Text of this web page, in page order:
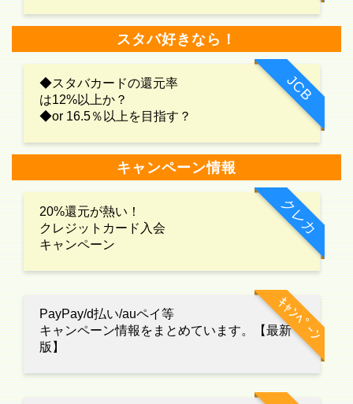
スタバ好きなら！
JCB
◆スタバカードの還元率
は12%以上か？
◆or 16.5％以上を目指す？
キャンペーン情報
クレカ
20%還元が熱い！
クレジットカード入会
キャンペーン
ｷｬﾝﾍﾟｰﾝ
PayPay/d払い/auペイ等
キャンペーン情報をまとめています。【最新
版】